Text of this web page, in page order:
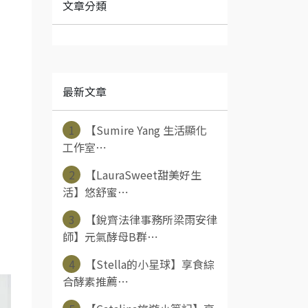
文章分類
最新文章
1
【Sumire Yang 生活顯化
工作室⋯
2
【LauraSweet甜美好生
活】悠舒蜜⋯
3
【銳齊法律事務所梁雨安律
師】元氣酵母B群⋯
4
【Stella的小星球】享食綜
合酵素推薦⋯